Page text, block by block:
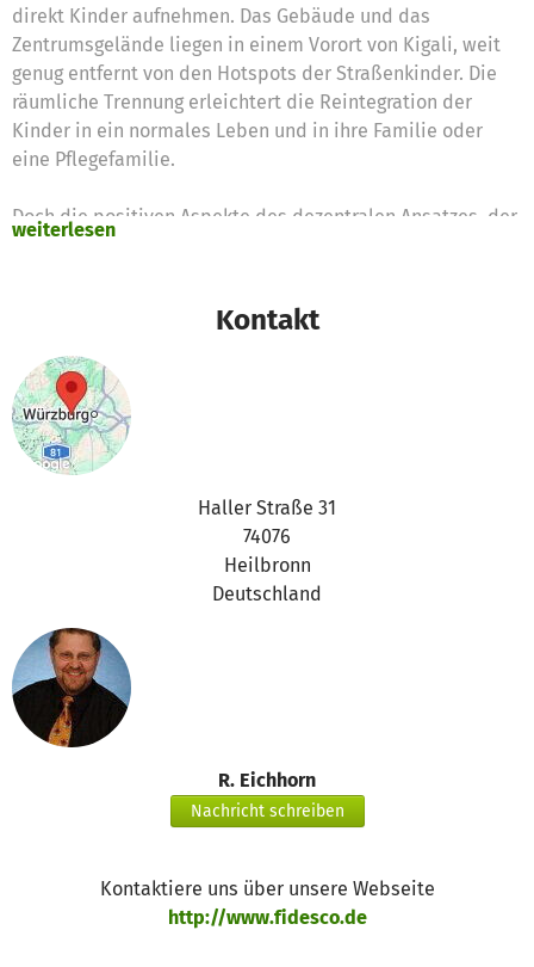
direkt Kinder aufnehmen. Das Gebäude und das
Zentrumsgelände liegen in einem Vorort von Kigali, weit
genug entfernt von den Hotspots der Straßenkinder. Die
räumliche Trennung erleichtert die Reintegration der
Kinder in ein normales Leben und in ihre Familie oder
eine Pflegefamilie.
Doch die positiven Aspekte des dezentralen Ansatzes, der
bessere Kontakte zu den Eltern mit verschiedenen Hilfs-
und Bildungsprogrammen,
ein Präventivprogramm für Vorschulkinder und
eine Nachmittagsbetreuung für ältere Kinder und
Jugendliche, die gefährdet sind, auf der Straße zu landen.
weiterlesen
Kontakt
Haller Straße 31
74076
Heilbronn
Deutschland
R. Eichhorn
Nachricht schreiben
Kontaktiere uns über unsere Webseite
http://www.fidesco.de